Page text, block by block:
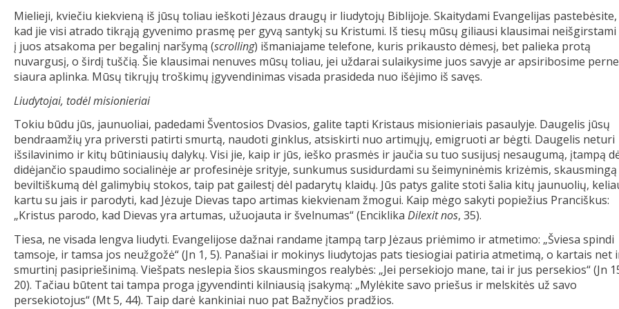
Mielieji, kviečiu kiekvieną iš jūsų toliau ieškoti Jėzaus draugų ir liudytojų Biblijoje. Skaitydami Evangelijas pastebėsite,
kad jie visi atrado tikrąją gyvenimo prasmę per gyvą santykį su Kristumi. Iš tiesų mūsų giliausi klausimai neišgirstami
į juos atsakoma per begalinį naršymą (scrolling) išmaniajame telefone, kuris prikausto dėmesį, bet palieka protą
nuvargusį, o širdį tuščią. Šie klausimai nenuves mūsų toliau, jei uždarai sulaikysime juos savyje ar apsiribosime
siaura aplinka. Mūsų tikrųjų troškimų įgyvendinimas visada prasideda nuo išėjimo iš savęs.
Liudytojai, todėl misionieriai
Tokiu būdu jūs, jaunuoliai, padedami Šventosios Dvasios, galite tapti Kristaus misionieriais pasaulyje. Daugelis jūsų
bendraamžių yra priversti patirti smurtą, naudoti ginklus, atsiskirti nuo artimųjų, emigruoti ar bėgti. Daugelis neturi
išsilavinimo ir kitų būtiniausių dalykų. Visi jie, kaip ir jūs, ieško prasmės ir jaučia su tuo susijusį nesaugumą, įtampą
didėjančio spaudimo socialinėje ar profesinėje srityje, sunkumus susidurdami su šeimyninėmis krizėmis, skausmingą
beviltiškumą dėl galimybių stokos, taip pat gailestį dėl padarytų klaidų. Jūs patys galite stoti šalia kitų jaunuolių,
kartu su jais ir parodyti, kad Jėzuje Dievas tapo artimas kiekvienam žmogui. Kaip mėgo sakyti popiežius Pranciškus:
„Kristus parodo, kad Dievas yra artumas, užuojauta ir švelnumas“ (Enciklika Dilexit nos, 35).
Tiesa, ne visada lengva liudyti. Evangelijose dažnai randame įtampą tarp Jėzaus priėmimo ir atmetimo: „Šviesa spindi
tamsoje, ir tamsa jos neužgožė“ (Jn 1, 5). Panašiai ir mokinys liudytojas pats tiesiogiai patiria atmetimą, o kartais net
smurtinį pasipriešinimą. Viešpats neslepia šios skausmingos realybės: „Jei persekiojo mane, tai ir jus persekios“ (Jn
20). Tačiau būtent tai tampa proga įgyvendinti kilniausią įsakymą: „Mylėkite savo priešus ir melskitės už savo
persekiotojus“ (Mt 5, 44). Taip darė kankiniai nuo pat Bažnyčios pradžios.